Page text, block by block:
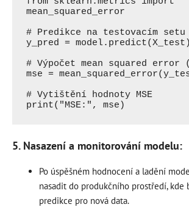
mean_squared_error
# Predikce na testovacím setu
y_pred = model.predict(X_test)
# Výpočet mean squared error
mse =
# Vytištění hodnoty MSE
5. Nasazení a monitorování modelu:
Po úspěšném hodnocení a ladění
nasadit do produkčního prostředí, kde
predikce pro nová data.